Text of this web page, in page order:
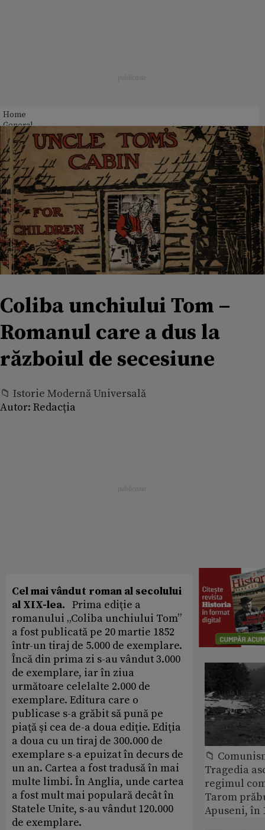
Home
General
Coliba unchiului Tom –
Romanul care a dus la
războiul de secesiune
📁 Istorie Modernă Universală
Autor: Redacția
Cel mai vândut roman al secolului
al XIX-lea. Prima ediţie a
romanului „Coliba unchiului Tom”
a fost publicată pe 20 martie 1852
într-un tiraj de 5.000 de exemplare.
Încă din prima zi s-au vândut 3.000
de exemplare, iar în ziua
următoare celelalte 2.000 de
exemplare. Editura care o
publicase s-a grăbit să pună pe
piaţă şi cea de-a doua ediţie. Ediţia
a doua cu un tiraj de 300.000 de
exemplare s-a epuizat în decurs de
un an. Cartea a fost tradusă în mai
multe limbi. În Anglia, unde cartea
a fost mult mai populară decât în
Statele Unite, s-au vândut 120.000
de exemplare.
📁
Tragedia
regimul
Tarom
Apuseni, în